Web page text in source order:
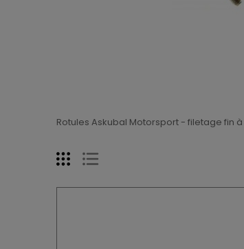
Rotules Askubal Motorsport - filetage fin